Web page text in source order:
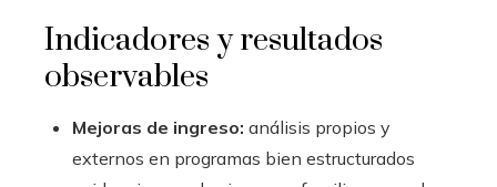
Indicadores y resultados
observables
Mejoras de ingreso: análisis propios y
externos en programas bien estructurados